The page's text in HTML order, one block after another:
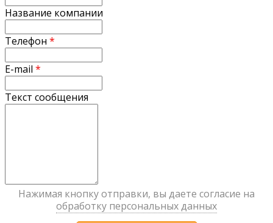
Название компании
Телефон *
E-mail *
Текст сообщения
Нажимая кнопку отправки, вы даете согласие на
обработку персональных данных